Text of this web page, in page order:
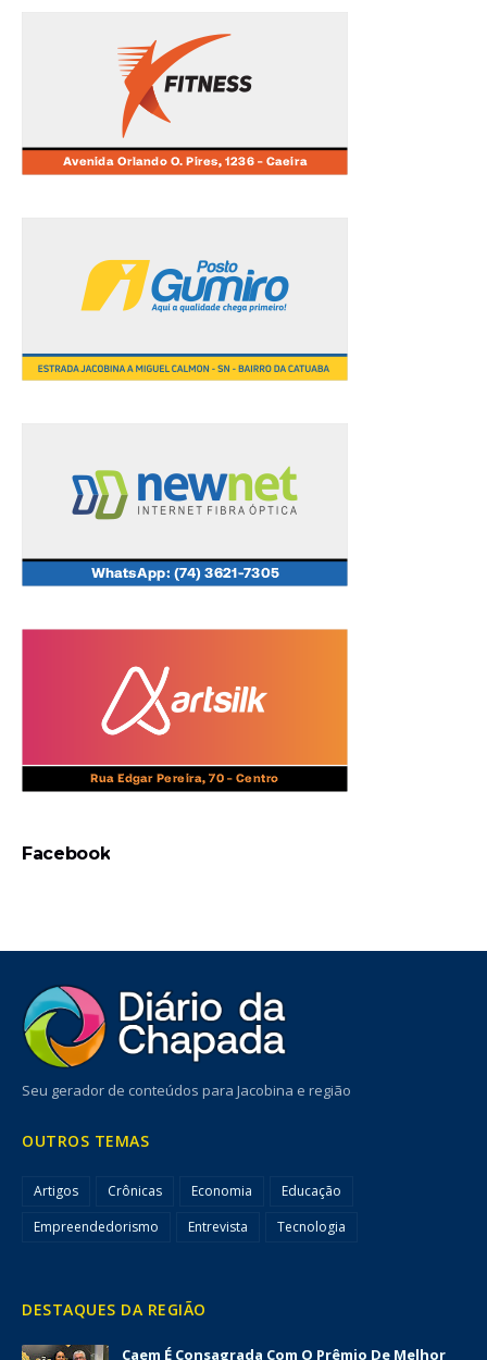
Facebook
Seu gerador de conteúdos para Jacobina e região
OUTROS TEMAS
Artigos Crônicas Economia
Educação
Empreendedorismo
Entrevista Tecnologia
DESTAQUES DA REGIÃO
Caem É Consagrada Com O Prêmio De Melhor